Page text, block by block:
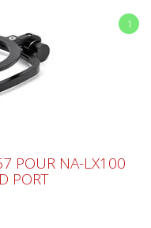
1
POUR NA-LX100
PORT